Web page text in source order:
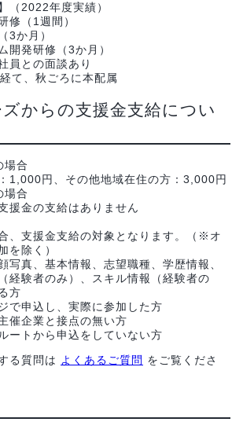
（2022年度実績）
修（1週間）
3か月）
開発研修（3か月）
員との面談あり
て、秋ごろに本配属
からの支援金支給につい
場合
1,000円、その他地域在住の方：3,000円
場合
援金の支給はありません
、支援金支給の対象となります。（※オ
を除く）
写真、基本情報、志望職種、学歴情報、
経験者のみ）、スキル情報（経験者の
方
で申込し、実際に参加した方
催企業と接点の無い方
ートから申込をしていない方
る質問は よくあるご質問 をご覧くださ